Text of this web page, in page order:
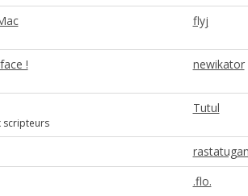
flyj
! newikator
scripteurs
Tutul
rastatugan
.flo.